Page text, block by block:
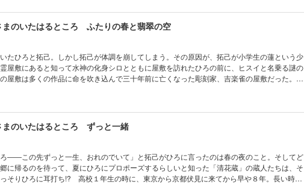
まのいたはるところ ふたりの春と翡翠の空
たひろと拓己。しかし拓己が体調を崩してしまう。その原因が、拓己が小学生の蓮という少
屋敷にあると知って水神の化身シロとともに屋敷を訪れたひろの前に、ヒスイと名乗る謎の
屋敷は多くの作品に命を吹き込んで三十年前に亡くなった彫刻家、吉楽雀の屋敷だった。蓮
まのいたはるところ ずっと一緒
ろ――この先ずっと一生、おれのでいて」と拓己がひろに言ったのは春の夜のこと。そしてど
に帰るのを待って、夏にひろにプロポーズするらしいと知った「清花蔵」の蔵人たちは、そ
そりひろに耳打ち!? 高校１年生の時に、東京から京都伏見に来てから早や８年。長い時間